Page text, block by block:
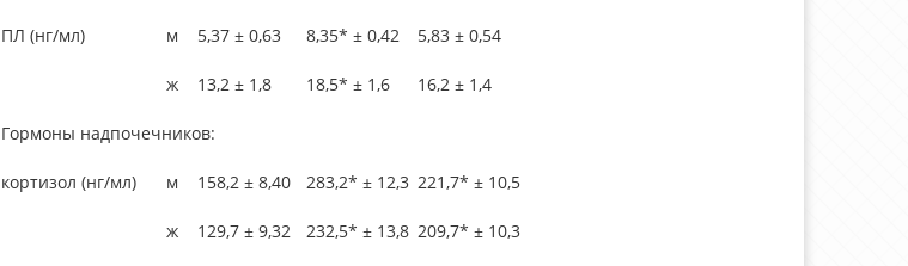
ПЛ (нг/мл) м 5,37 ± 0,63 8,35* ± 0,42 5,83 ± 0,54
ж 13,2 ± 1,8 18,5* ± 1,6 16,2 ± 1,4
Гормоны надпочечников:
кортизол (нг/мл) м 158,2 ± 8,40 283,2* ± 12,3 221,7* ± 10,5
ж 129,7 ± 9,32 232,5* ± 13,8 209,7* ± 10,3